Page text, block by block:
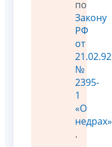
по
Закону
РФ
от
21.02.92
№
2395-
1
«О
недрах»
.